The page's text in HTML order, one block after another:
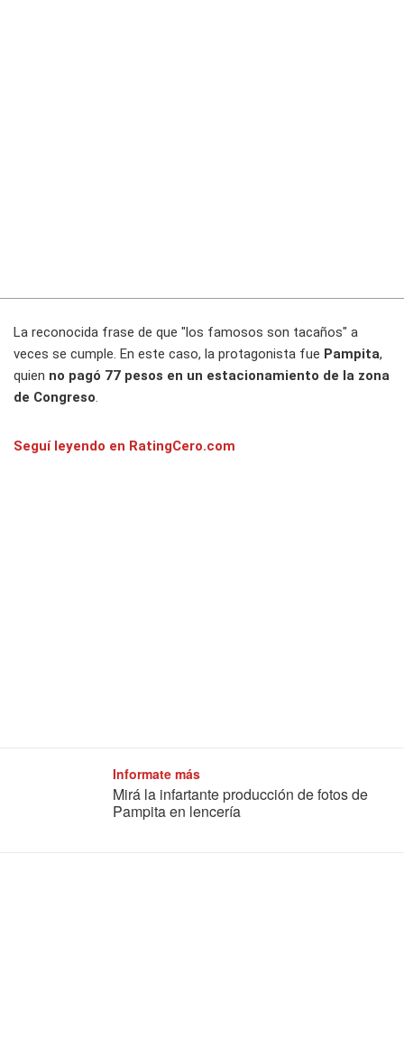
La reconocida frase de que "los famosos son tacaños" a
veces se cumple. En este caso, la protagonista fue Pampita,
quien no pagó 77 pesos en un estacionamiento de la zona
de Congreso.
Seguí leyendo en RatingCero.com
Informate más
Mirá la infartante producción de fotos de
Pampita en lencería